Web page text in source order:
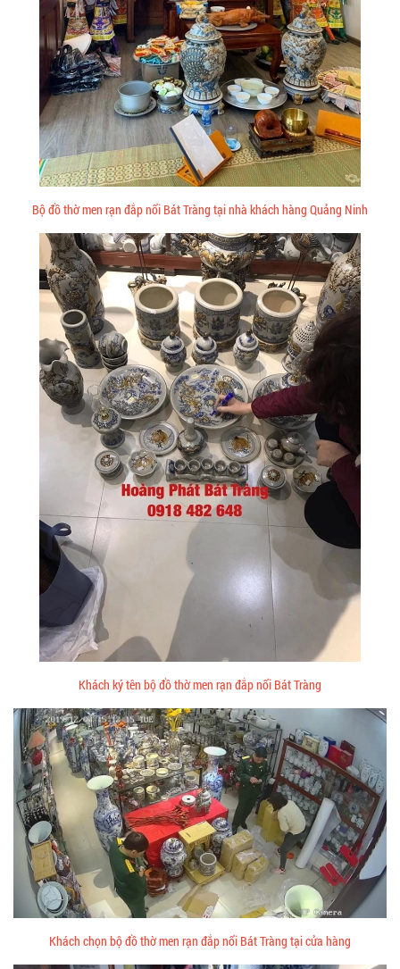
Bộ đồ thờ men rạn đắp nổi Bát Tràng tại nhà khách hàng Quảng Ninh
Khách ký tên bộ đồ thờ men rạn đắp nổi Bát Tràng
Khách chọn bộ đồ thờ men rạn đắp nổi Bát Tràng tại cửa hàng